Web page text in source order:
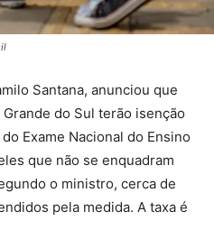
Santana, anunciou que
do Sul terão isenção
Exame Nacional do Ensino
que não se enquadram
o ministro, cerca de
pela medida. A taxa é